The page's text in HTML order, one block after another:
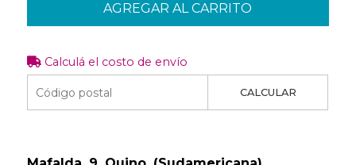
AGREGAR AL CARRITO
Calculá el costo de envío
CALCULAR